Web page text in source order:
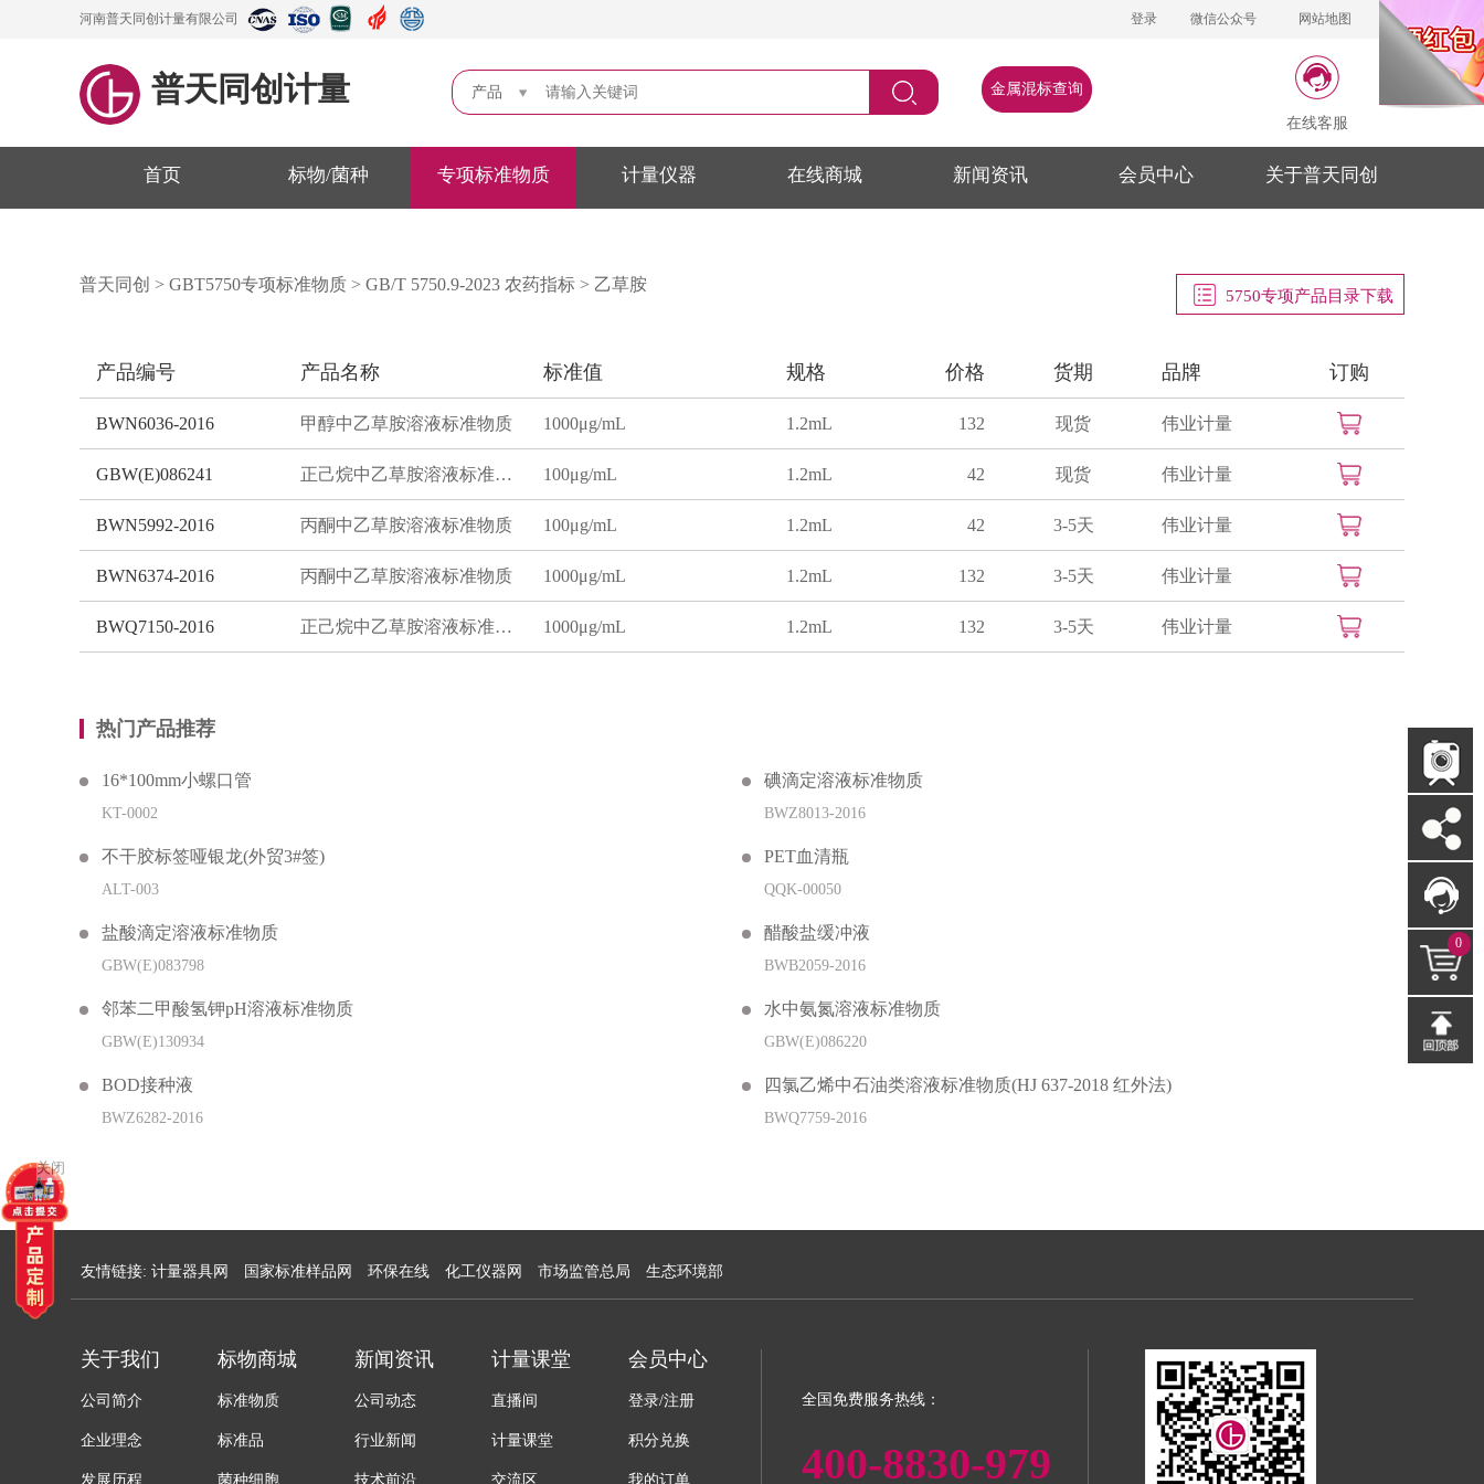
河南普天同创计量有限公司 登录 微信公众号 网站地图
普天同创计量 产品 金属混标查询
在线客服
首页 标物/菌种 专项标准物质 计量仪器 在线商城 新闻资讯 会员中心 关于普天同创
普天同创 > GBT5750专项标准物质 > GB/T 5750.9-2023 农药指标 > 乙草胺
5750专项产品目录下载
产品编号 产品名称 标准值 规格 价格 货期 品牌 订购
BWN6036-2016 甲醇中乙草胺溶液标准物质 1000μg/mL 1.2mL 132 现货 伟业计量
GBW(E)086241 正己烷中乙草胺溶液标准物质 100μg/mL 1.2mL 42 现货 伟业计量
BWN5992-2016 丙酮中乙草胺溶液标准物质 100μg/mL 1.2mL 42 3-5天 伟业计量
BWN6374-2016 丙酮中乙草胺溶液标准物质 1000μg/mL 1.2mL 132 3-5天 伟业计量
BWQ7150-2016 正己烷中乙草胺溶液标准物质 1000μg/mL 1.2mL 132 3-5天 伟业计量
热门产品推荐
16*100mm小螺口管
KT-0002
不干胶标签哑银龙(外贸3#签)
ALT-003
盐酸滴定溶液标准物质
GBW(E)083798
邻苯二甲酸氢钾pH溶液标准物质
GBW(E)130934
BOD接种液
BWZ6282-2016
碘滴定溶液标准物质
BWZ8013-2016
PET血清瓶
QQK-00050
醋酸盐缓冲液
BWB2059-2016
水中氨氮溶液标准物质
GBW(E)086220
四氯乙烯中石油类溶液标准物质(HJ 637-2018 红外法)
BWQ7759-2016
友情链接: 计量器具网 国家标准样品网 环保在线 化工仪器网 市场监管总局 生态环境部
关于我们
公司简介
企业理念
发展历程
标物商城
标准物质
标准品
菌种细胞
新闻资讯
公司动态
行业新闻
技术前沿
计量课堂
直播间
计量课堂
交流区
会员中心
登录/注册
积分兑换
我的订单
全国免费服务热线：
400-8830-979
关闭
0